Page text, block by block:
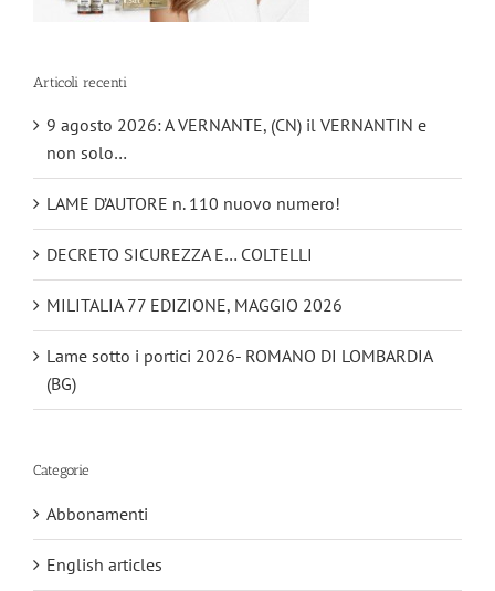
Articoli recenti
9 agosto 2026: A VERNANTE, (CN) il VERNANTIN e
non solo…
LAME D’AUTORE n. 110 nuovo numero!
DECRETO SICUREZZA E… COLTELLI
MILITALIA 77 EDIZIONE, MAGGIO 2026
Lame sotto i portici 2026- ROMANO DI LOMBARDIA
(BG)
Categorie
Abbonamenti
English articles